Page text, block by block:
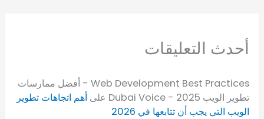
أحدث التعليقات
Web Development Best Practices - أفضل ممارسات
تطوير الويب 2025 - Dubai Voice
علىأهم اتجاهات تطوير
الويب التي يجب أن تتابعها في 2026